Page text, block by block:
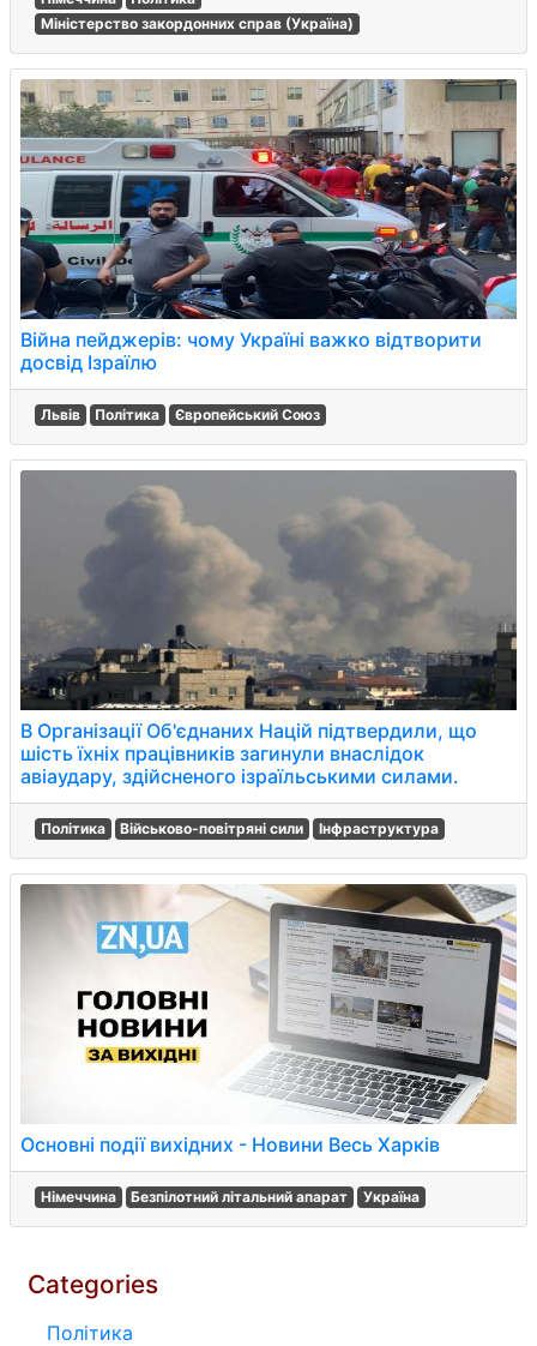
Міністерство закордонних справ (Україна)
Війна пейджерів: чому Україні важко відтворити
досвід Ізраїлю
Львів Політика Європейський Союз
В Організації Об'єднаних Націй підтвердили, що
шість їхніх працівників загинули внаслідок
авіаудару, здійсненого ізраїльськими силами.
Політика Військово-повітряні сили Інфраструктура
Основні події вихідних - Новини Весь Харків
Німеччина Безпілотний літальний апарат Україна
Categories
Політика